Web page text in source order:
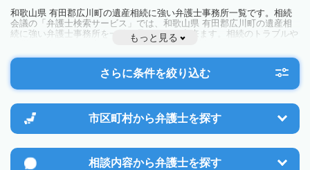
和歌山県 有田郡広川町の遺産相続に強い弁護士事務所一覧です。相続
会議の「弁護士検索サービス」では、和歌山県 有田郡広川町の遺産相
続に強い弁護士事務所を一覧で見ることが出来ます。相続のトラブルや
お悩みを抱えている方は一度近隣の弁護士に相談してみましょう。
もっと見る
さらに条件を絞り込む
市区町村から弁護士を探す
相談内容から弁護士を探す